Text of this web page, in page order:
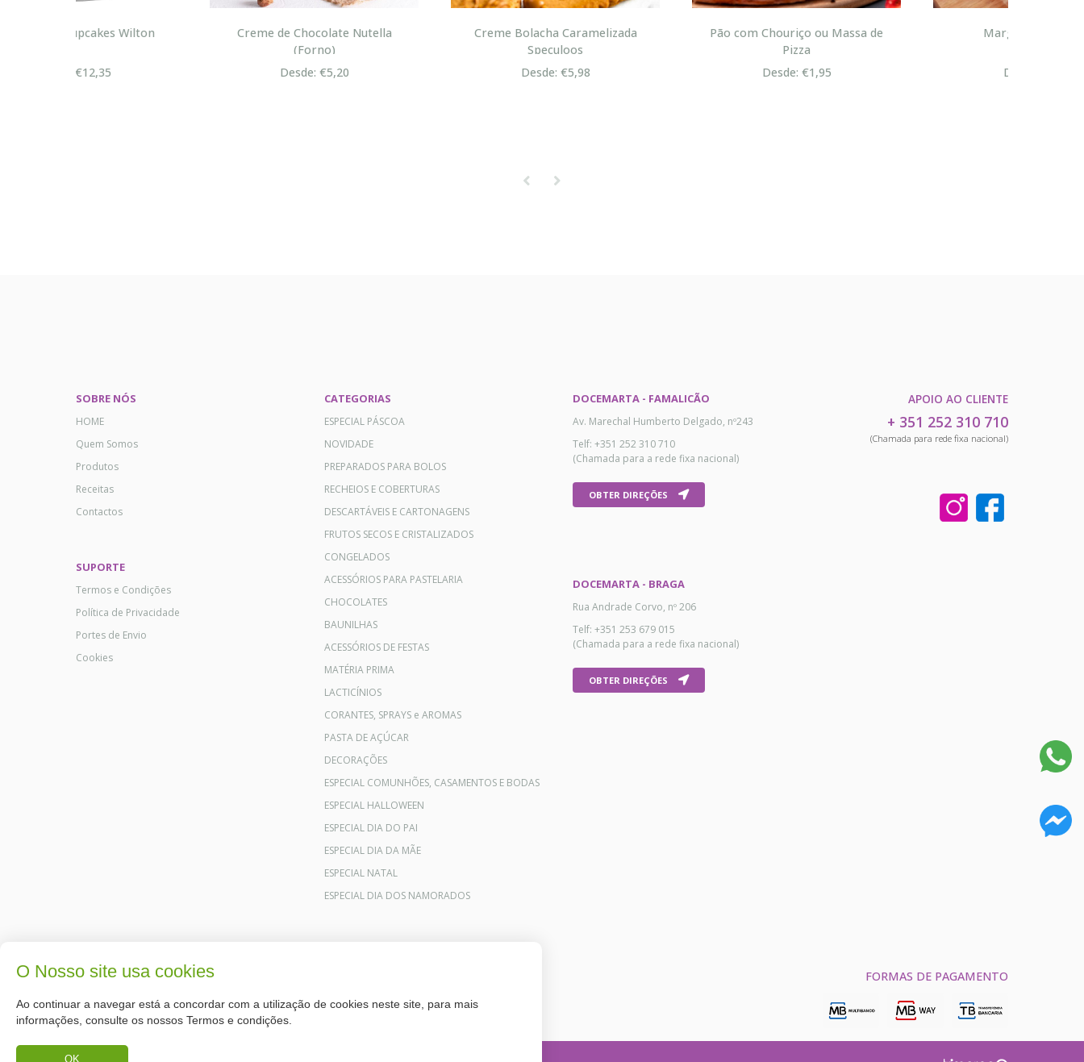
Creme de Chocolate Nutella
Creme Bolacha Caramelizada
Pão com Chouriço ou Massa de
Margarina Bolo Rei
SOBRE NÓS
HOME
Quem Somos
Produtos
Receitas
Contactos
SUPORTE
Termos e Condições
Política de Privacidade
Portes de Envio
Cookies
CATEGORIAS
ESPECIAL PÁSCOA
NOVIDADE
PREPARADOS PARA BOLOS
RECHEIOS E COBERTURAS
DESCARTÁVEIS E CARTONAGENS
FRUTOS SECOS E CRISTALIZADOS
CONGELADOS
ACESSÓRIOS PARA PASTELARIA
CHOCOLATES
BAUNILHAS
ACESSÓRIOS DE FESTAS
MATÉRIA PRIMA
LACTICÍNIOS
CORANTES, SPRAYS e AROMAS
PASTA DE AÇÚCAR
DECORAÇÕES
ESPECIAL COMUNHÕES, CASAMENTOS E BODAS
ESPECIAL HALLOWEEN
ESPECIAL DIA DO PAI
ESPECIAL DIA DA MÃE
ESPECIAL NATAL
ESPECIAL DIA DOS NAMORADOS
DOCEMARTA - FAMALICÃO
Av. Marechal Humberto Delgado, nº243
Telf: +351 252 310 710
(Chamada para a rede fixa nacional)
OBTER DIREÇÕES
DOCEMARTA - BRAGA
Rua Andrade Corvo, nº 206
Telf: +351 253 679 015
(Chamada para a rede fixa nacional)
OBTER DIREÇÕES
APOIO AO CLIENTE
+ 351 252 310 710
(Chamada para rede fixa nacional)
FORMAS DE PAGAMENTO
O Nosso site usa cookies
Ao continuar a navegar está a concordar com a utilização de cookies neste site, para mais
informações, consulte os nossos Termos e condições.
OK